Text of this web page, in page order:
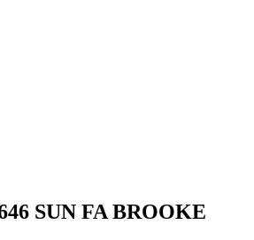
SUN FA BROOKE